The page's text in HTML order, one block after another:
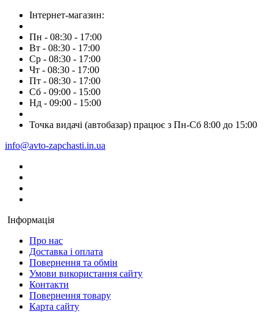
Інтернет-магазин:
Пн - 08:30 - 17:00
Вт - 08:30 - 17:00
Ср - 08:30 - 17:00
Чт - 08:30 - 17:00
Пт - 08:30 - 17:00
Сб - 09:00 - 15:00
Нд - 09:00 - 15:00
Точка видачі (автобазар) працює з Пн-Сб 8:00 до 15:00
info@avto-zapchasti.in.ua
Інформація
Про нас
Доставка і оплата
Повернення та обмін
Умови використання сайту
Контакти
Повернення товару
Карта сайту